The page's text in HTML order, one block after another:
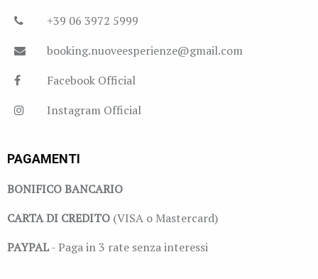
+39 06 3972 5999
booking.nuoveesperienze@gmail.com
Facebook Official
Instagram Official
PAGAMENTI
BONIFICO BANCARIO
CARTA DI CREDITO (VISA o Mastercard)
PAYPAL- Paga in 3 rate senza interessi